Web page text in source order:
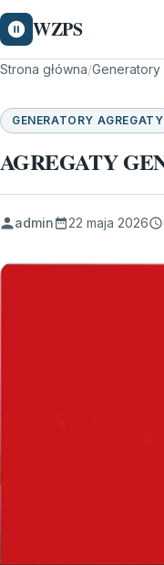
WZPS
Strona główna/
GENERATORY AGREGATY
AGREGATY
admin 22 maja 2026